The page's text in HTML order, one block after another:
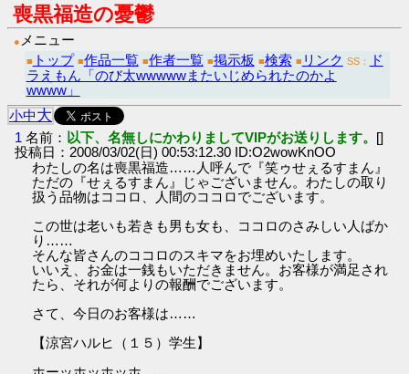
喪黒福造の憂鬱
● メニュー
■ トップ ■作品一覧 ■作者一覧 ■掲示板 ■検索 ■ リンク SS：
ド
ラえもん「のび太wwwwwまたいじめられたのかよ
wwww」
小中大
1 名前： 以下、名無しにかわりましてVIPがお送りします。 []
投稿日：2008/03/02(日) 00:53:12.30 ID:O2wowKnOO
わたしの名は喪黒福造……人呼んで『笑ゥせぇるすまん』
ただの『せぇるすまん』じゃございません。わたしの取り
扱う品物はココロ、人間のココロでございます。
この世は老いも若きも男も女も、ココロのさみしい人ばか
り……
そんな皆さんのココロのスキマをお埋めいたします。
いいえ、お金は一銭もいただきません。お客様が満足され
たら、それが何よりの報酬でございます。
さて、今日のお客様は……
【涼宮ハルヒ（１５）学生】